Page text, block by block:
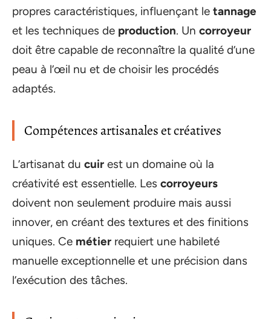
propres caractéristiques, influençant le tannage
et les techniques de production. Un corroyeur
doit être capable de reconnaître la qualité d’une
peau à l’œil nu et de choisir les procédés
adaptés.
Compétences artisanales et créatives
L’artisanat du cuir est un domaine où la
créativité est essentielle. Les corroyeurs
doivent non seulement produire mais aussi
innover, en créant des textures et des finitions
uniques. Ce métier requiert une habileté
manuelle exceptionnelle et une précision dans
l’exécution des tâches.